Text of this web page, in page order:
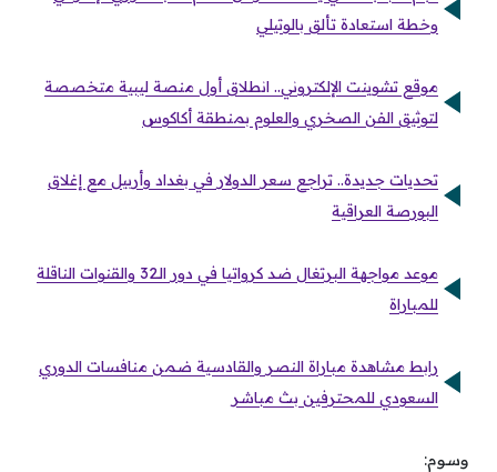
وخطة استعادة تألق بالوتيلي
موقع تشوينت الإلكتروني.. انطلاق أول منصة ليبية متخصصة
لتوثيق الفن الصخري والعلوم بمنطقة أكاكوس
تحديات جديدة.. تراجع سعر الدولار في بغداد وأربيل مع إغلاق
البورصة العراقية
موعد مواجهة البرتغال ضد كرواتيا في دور الـ32 والقنوات الناقلة
للمباراة
رابط مشاهدة مباراة النصر والقادسية ضمن منافسات الدوري
السعودي للمحترفين بث مباشر
وسوم: